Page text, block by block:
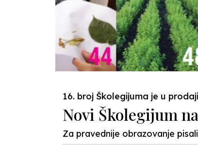
16. broj Školegijuma je u prodaji
Novi Školegijum
Za pravednije obrazovanje